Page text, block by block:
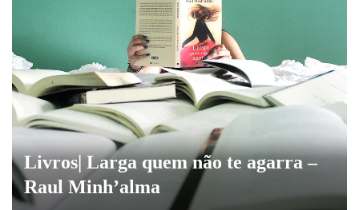
Livros| Larga quem não te agarra –
Raul Minh’alma